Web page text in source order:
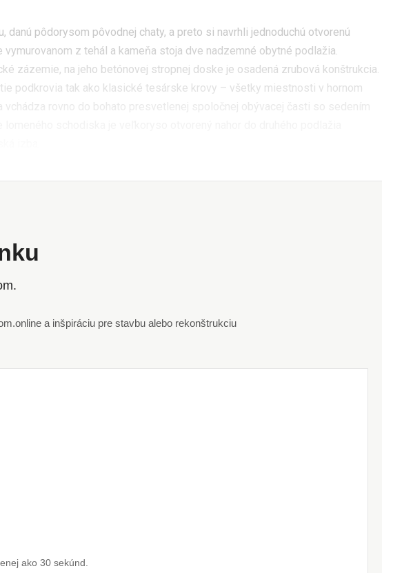
pôdorysom pôvodnej chaty, a preto si navrhli jednoduchú otvorenú
z tehál a kameňa stoja dve nadzemné obytné podlažia.
zázemie, na jeho betónovej stropnej doske je osadená zrubová konštrukcia.
podkrovia tak ako klasické tesárske krovy – všetky miestnosti v hornom
a inšpiráciu pre stavbu alebo rekonštrukciu
ako 30 sekúnd.